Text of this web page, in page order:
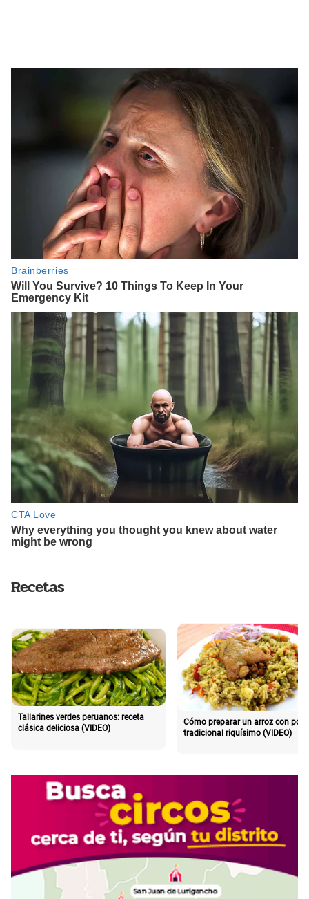
Recetas
Tallarines verdes peruanos: receta
clásica deliciosa (VIDEO)
Cómo preparar un arroz con pollo
tradicional riquísimo (VIDEO)